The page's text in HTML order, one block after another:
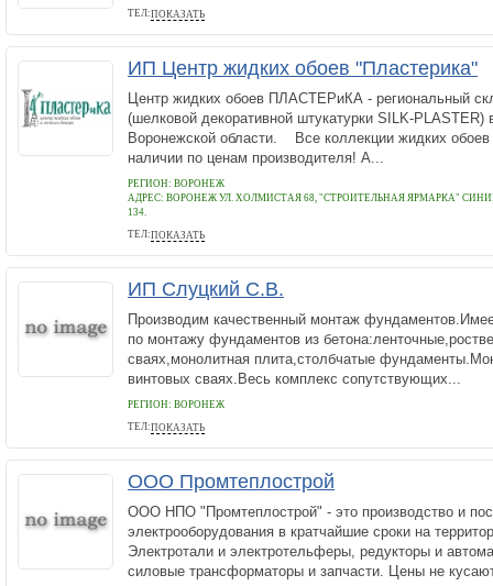
ТЕЛ:ПОКАЗАТЬ
89038836866
ИП Центр жидких обоев "Пластерика"
Центр жидких обоев ПЛАСТЕРиКА - региональный
(шелковой декоративной штукатурки SILK-PLASTER)
Воронежской области. Все коллекции жидких обоев
наличии по ценам производителя! А...
РЕГИОН: ВОРОНЕЖ
АДРЕС: ВОРОНЕЖ УЛ. ХОЛМИСТАЯ 68, "СТРОИТЕЛЬНАЯ ЯРМАРКА"
134.
ТЕЛ:ПОКАЗАТЬ
+7(902)-730-34-44
ИП Слуцкий С.В.
Производим качественный монтаж
по монтажу фундаментов из
сваях,монолитная плита,столбчатые
винтовых сваях.Весь комплекс сопутствующих...
РЕГИОН: ВОРОНЕЖ
ТЕЛ:ПОКАЗАТЬ
89050522228
ООО Промтеплострой
ООО НПО "Промтеплострой" - это производство и
электрооборудования в кратчайшие сроки на
Электротали и электротельферы, редукторы и
силовые трансформаторы и запчасти. Цены не